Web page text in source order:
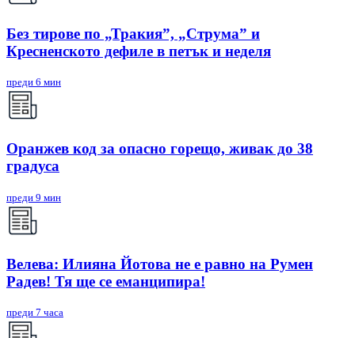
Без тирове по „Тракия”, „Струма” и
Кресненското дефиле в петък и неделя
преди 6 мин
Оранжев код за опасно горещо, живак до 38
градуса
преди 9 мин
Велева: Илияна Йотова не е равно на Румен
Радев! Тя ще се еманципира!
преди 7 часа